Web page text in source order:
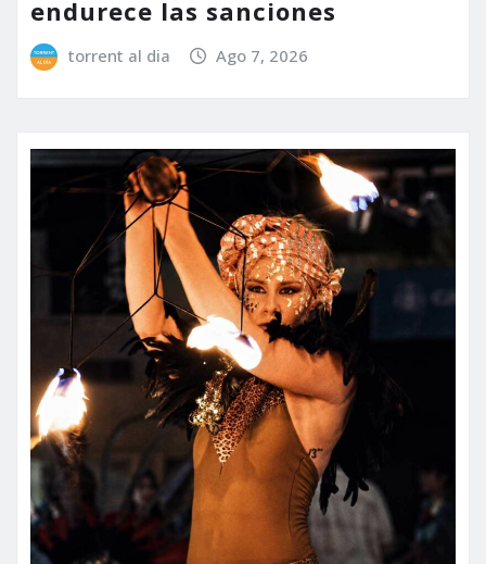
endurece las sanciones
torrent al dia Ago 7, 2026